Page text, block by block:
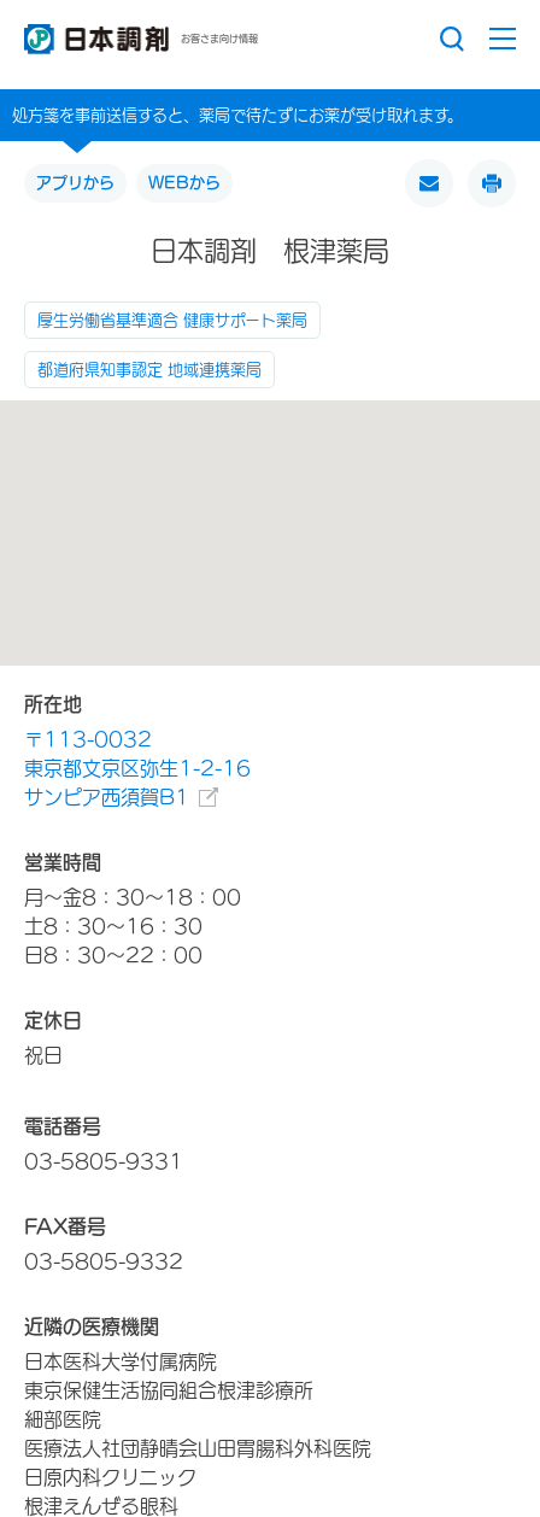
お客さま向け情報
処方箋を事前送信すると、薬局で待たずにお薬が受け取れます。
アプリから WEBから
日本調剤 根津薬局
厚生労働省基準適合 健康サポート薬局
都道府県知事認定 地域連携薬局
所在地
〒113-0032
東京都文京区弥生1-2-16
サンピア西須賀B1
営業時間
月～金8：30～18：00
土8：30～16：30
日8：30～22：00
定休日
祝日
電話番号
03-5805-9331
FAX番号
03-5805-9332
近隣の医療機関
日本医科大学付属病院
東京保健生活協同組合根津診療所
細部医院
医療法人社団静晴会山田胃腸科外科医院
日原内科クリニック
根津えんぜる眼科